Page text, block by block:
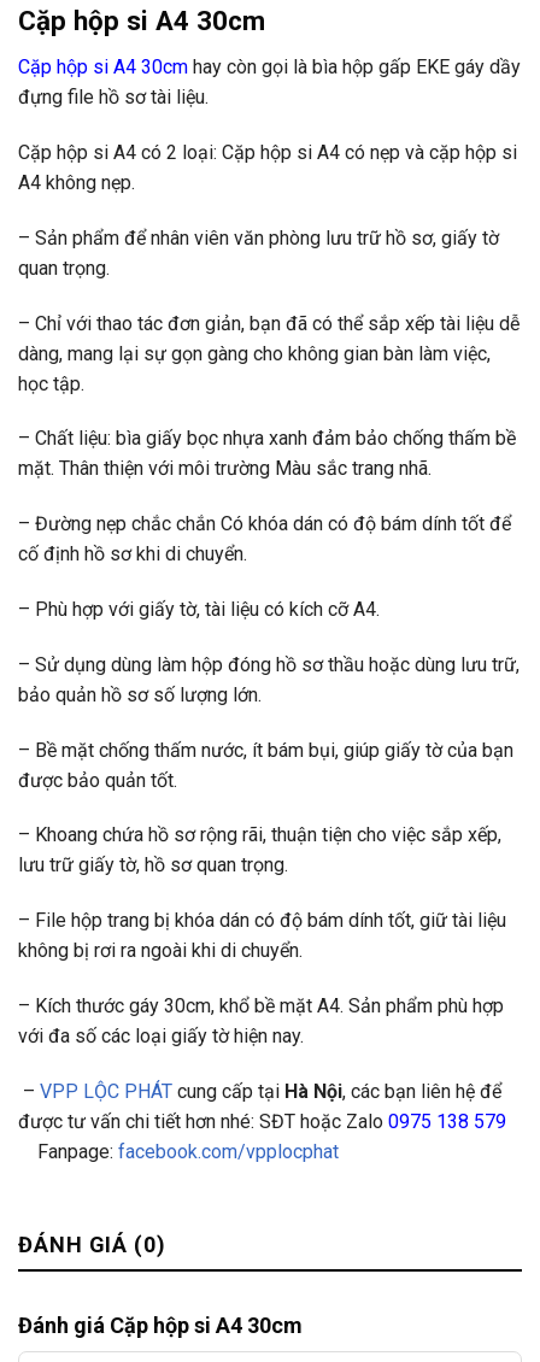
Cặp hộp si A4 30cm
Cặp hộp si A4 30cm hay còn gọi là bìa hộp gấp EKE gáy dầy
đựng file hồ sơ tài liệu.
Cặp hộp si A4 có 2 loại: Cặp hộp si A4 có nẹp và cặp hộp si
A4 không nẹp.
– Sản phẩm để nhân viên văn phòng lưu trữ hồ sơ, giấy tờ
quan trọng.
– Chỉ với thao tác đơn giản, bạn đã có thể sắp xếp tài liệu dễ
dàng, mang lại sự gọn gàng cho không gian bàn làm việc,
học tập.
– Chất liệu: bìa giấy bọc nhựa xanh đảm bảo chống thấm bề
mặt. Thân thiện với môi trường Màu sắc trang nhã.
– Đường nẹp chắc chắn Có khóa dán có độ bám dính tốt để
cố định hồ sơ khi di chuyển.
– Phù hợp với giấy tờ, tài liệu có kích cỡ A4.
– Sử dụng dùng làm hộp đóng hồ sơ thầu hoặc dùng lưu trữ,
bảo quản hồ sơ số lượng lớn.
– Bề mặt chống thấm nước, ít bám bụi, giúp giấy tờ của bạn
được bảo quản tốt.
– Khoang chứa hồ sơ rộng rãi, thuận tiện cho việc sắp xếp,
lưu trữ giấy tờ, hồ sơ quan trọng.
– File hộp trang bị khóa dán có độ bám dính tốt, giữ tài liệu
không bị rơi ra ngoài khi di chuyển.
– Kích thước gáy 30cm, khổ bề mặt A4. Sản phẩm phù hợp
với đa số các loại giấy tờ hiện nay.
– VPP LỘC PHÁT cung cấp tại Hà Nội, các bạn liên hệ để
được tư vấn chi tiết hơn nhé: SĐT hoặc Zalo 0975 138 579
Fanpage: facebook.com/vpplocphat
ĐÁNH GIÁ (0)
Đánh giá Cặp hộp si A4 30cm